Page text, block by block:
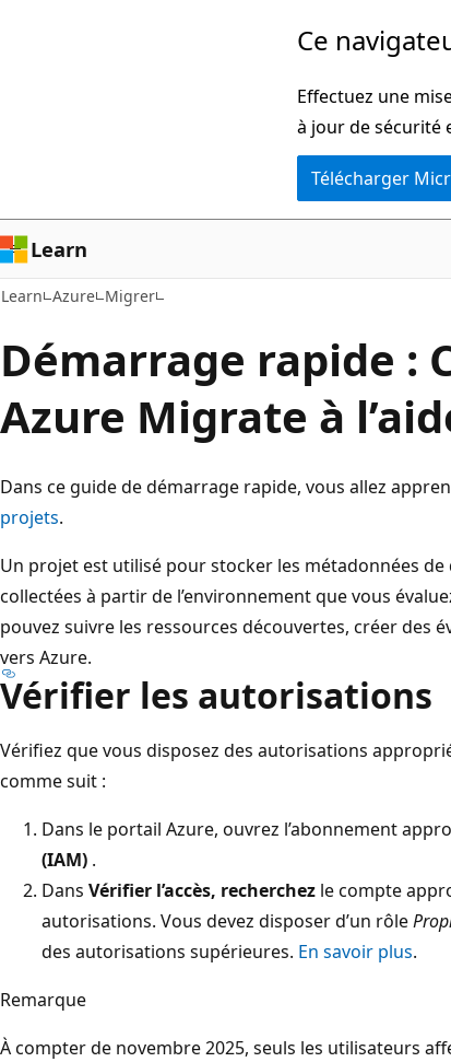
Ce
Effectuez une
à jour de sécurité
Télécharger
Learn
Learn Azure Migrer
Démarrage rapide :
Azure Migrate à
Dans ce guide de démarrage rapide, vous allez
projets.
Un projet est utilisé pour stocker les métadonnées
collectées à partir de l’environnement que vous
pouvez suivre les ressources découvertes, créer des
vers Azure.
Vérifier les autorisations
Vérifiez que vous disposez des autorisations
comme suit :
Dans le portail Azure, ouvrez l’abonnement
(IAM) .
Dans Vérifier l’accès, recherchez le compte
autorisations. Vous devez disposer d’un rôle
des autorisations supérieures. En savoir plus.
Remarque
À compter de novembre 2025, seuls les utilisateurs